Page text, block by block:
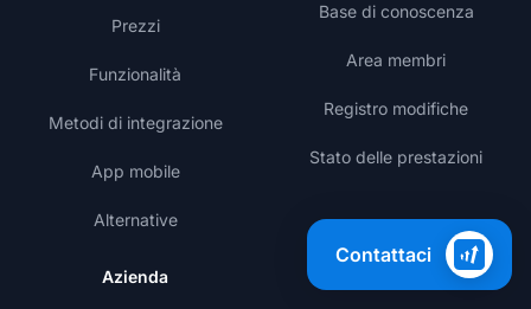
Prezzi
Funzionalità
Metodi di integrazione
App mobile
Alternative
Base di conoscenza
Area membri
Registro modifiche
Stato delle prestazioni
Azienda
Contattaci